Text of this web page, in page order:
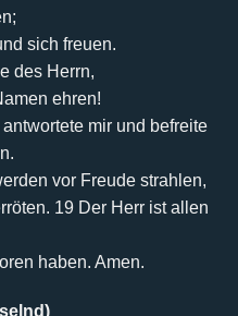
sich freuen.
des Herrn,
ehren!
mir und befreite
vor Freude strahlen,
19 Der Herr ist allen
haben. Amen.